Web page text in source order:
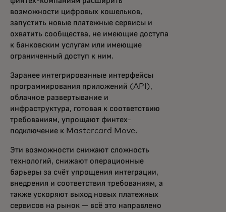
возможности цифровых кошельков,
запустить новые платежные сервисы и
охватить сообщества, не имеющие доступа
к банковским услугам или имеющие
ограниченный доступ к ним.
Заранее интегрированные интерфейсы
программирования приложений (API),
облачное развертывание и
инфраструктура, готовая к соответствию
требованиям, упрощают финтех-
подключение к Mastercard Move.
Эти возможности снижают сложность
технологий, снижают операционные
барьеры за счёт упрощения интеграции,
внедрения и соответствия требованиям, а
также ускоряют выход новых платежных
сервисов на рынок — всё это направлено